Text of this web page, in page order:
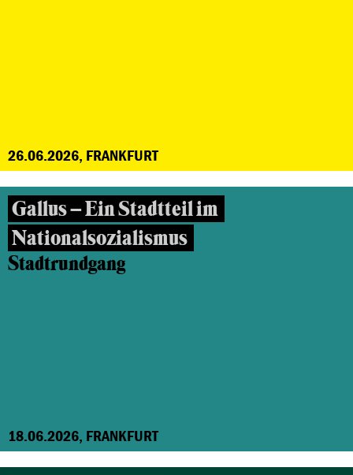
26.06.2026, FRANKFURT
Gallus – Ein Stadtteil im
Nationalsozialismus
Stadtrundgang
18.06.2026, FRANKFURT